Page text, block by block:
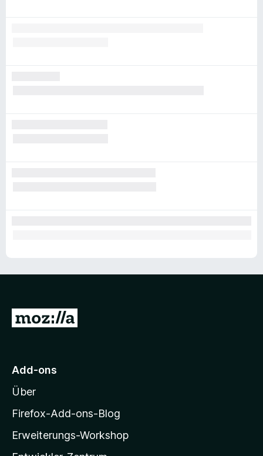
Z
M
z
i
l
Add-ons
Über
Firefox-Add-ons-Blog
Erweiterungs-Workshop